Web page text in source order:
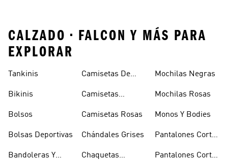
CALZADO • FALCON Y MÁS PARA
EXPLORAR
Tankinis
Bikinis
Bolsos
Bolsas Deportivas
Bandoleras Y
Camisetas De
Camisetas
Camisetas Rosas
Chándales Grises
Chaquetas
Mochilas Negras
Mochilas Rosas
Monos Y Bodies
Pantalones Cortos
Pantalones Cortos